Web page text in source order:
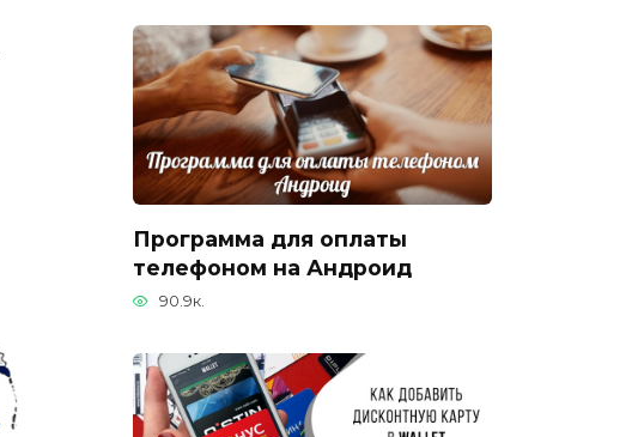
Программа для оплаты
телефоном на Андроид
90.9к.